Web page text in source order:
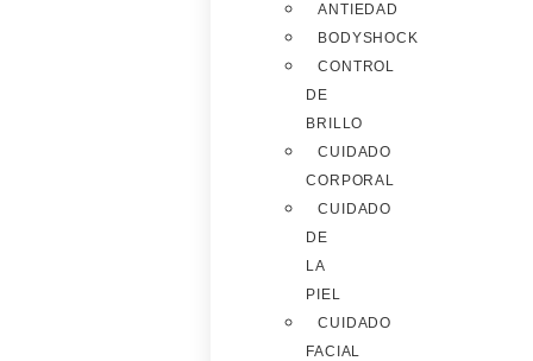
ANTIEDAD
BODYSHOCK
CONTROL
DE
BRILLO
CUIDADO
CORPORAL
CUIDADO
DE
LA
PIEL
CUIDADO
FACIAL